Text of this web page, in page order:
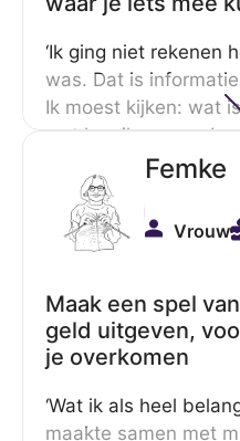
‘Ik ging niet rekenen
was. Dat is
Ik moest kijken: wat
wat kan ik ermee
Ook nu met de
bedrag, maar naar
overzien.’
Femke
Vrouw
Maak een spel
geld uitgeven,
je overkomen
‘Wat ik als heel
maakte samen met